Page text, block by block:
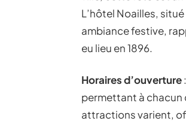
L’hôtel Noailles,
ambiance festive,
eu lieu en 1896.
Horaires d’ouverture
permettant à chacun
attractions varient,